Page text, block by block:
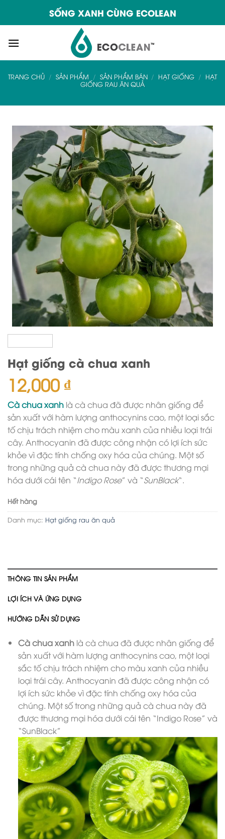
SỐNG XANH CÙNG ECOLEAN
TRANG CHỦ / SẢN PHẨM / SẢN PHẨM BÁN / HẠT GIỐNG / HẠT
GIỐNG RAU ĂN QUẢ
Hạt giống cà chua xanh
12,000 ₫
Cà chua xanh là cà chua đã được nhân giống để
sản xuất với hàm lượng anthocynins cao, một loại sắc
tố chịu trách nhiệm cho màu xanh của nhiều loại trái
cây. Anthocyanin đã được công nhận có lợi ích sức
khỏe vì đặc tính chống oxy hóa của chúng. Một số
trong những quả cà chua này đã được thương mại
hóa dưới cái tên “Indigo Rose” và “SunBlack“.
Hết hàng
Danh mục: Hạt giống rau ăn quả
THÔNG TIN SẢN PHẨM
LỢI ÍCH VÀ ỨNG DỤNG
HƯỚNG DẪN SỬ DỤNG
Cà chua xanhlà cà chua đã được nhân giống để
sản xuất với hàm lượng anthocynins cao, một loại
sắc tố chịu trách nhiệm cho màu xanh của nhiều
loại trái cây. Anthocyanin đã được công nhận có
lợi ích sức khỏe vì đặc tính chống oxy hóa của
chúng. Một số trong những quả cà chua này đã
được thương mại hóa dưới cái tên “Indigo Rose” và
“SunBlack”